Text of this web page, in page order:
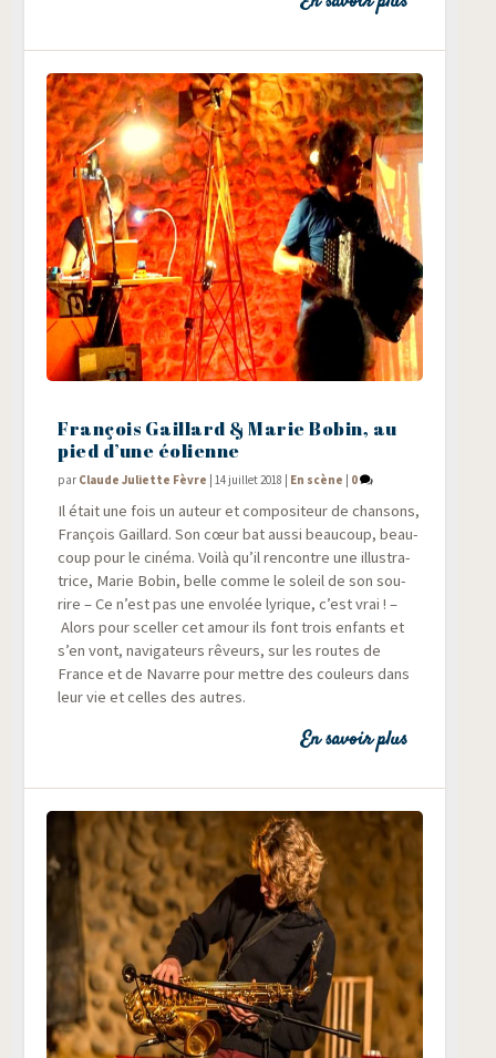
François Gaillard & Marie Bobin, au
pied d’une éolienne
par Claude Juliette Fèvre |14 juillet 2018 En scène 0
Il était une fois un auteur et com­po­si­teur de chan­sons,
Fran­çois Gaillard. Son cœur bat aus­si beau­coup, beau­
coup pour le ciné­ma. Voi­là qu’il ren­contre une illus­tra­
trice, Marie Bobin, belle comme le soleil de son sou­
rire – Ce n’est pas une envo­lée lyrique, c’est vrai ! –
Alors pour scel­ler cet amour ils font trois enfants et
s’en vont, navi­ga­teurs rêveurs, sur les routes de
France et de Navarre pour mettre des cou­leurs dans
leur vie et celles des autres.
En savoir plus